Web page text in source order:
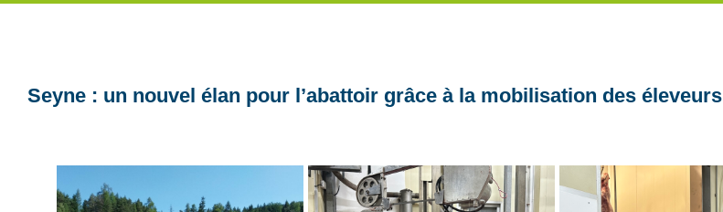
Seyne : un nouvel élan pour l’abattoir grâce à la mobilisation des éleveurs